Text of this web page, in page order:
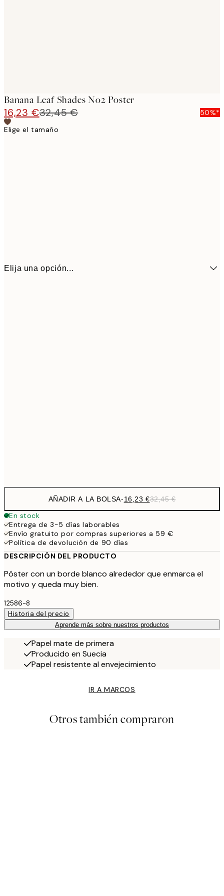
Banana Leaf Shades No2 Poster
16,23 €32,45 €
50%*
Elige el tamaño
Elija una opción...
AÑADIR A LA BOLSA-16,23 €32,45 €
En stock
Entrega de 3-5 días laborables
Envío gratuito por compras superiores a 59 €
Política de devolución de 90 días
DESCRIPCIÓN DEL PRODUCTO
Póster con un borde blanco alrededor que enmarca el
motivo y queda muy bien.
12586-8
Historia del precio
Aprende más sobre nuestros productos
Papel mate de primera
Producido en Suecia
Papel resistente al envejecimiento
IR A MARCOS
Otros también compraron